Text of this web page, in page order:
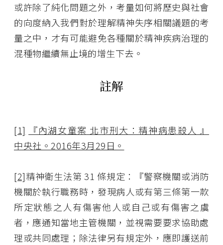
或許除了純化問題之外，考量如何將歷史與社會
的向度納入我們對於理解精神失序相關議題的考
量之中，才有可能避免各種關於精神疾病治理的
混種物繼續無止境的增生下去。
註解
[1]
『內湖女童案 北市刑大：精神病患殺人 』
中央社。2016年3月29日。
[2]精神衛生法第 31 條規定：『警察機關或消防
機關於執行職務時，發現病人或有第三條第一款
所定狀態之人有傷害他人或自己或有傷害之虞
者，應通知當地主管機關，並視需要要求協助處
理或共同處理；除法律另有規定外，應即護送前